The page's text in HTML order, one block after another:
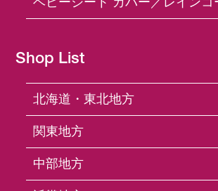
ベビーシート カバー／レインコ
Shop List
北海道・東北地方
関東地方
中部地方
VL-1533 Saddle
VL-1533 サドル